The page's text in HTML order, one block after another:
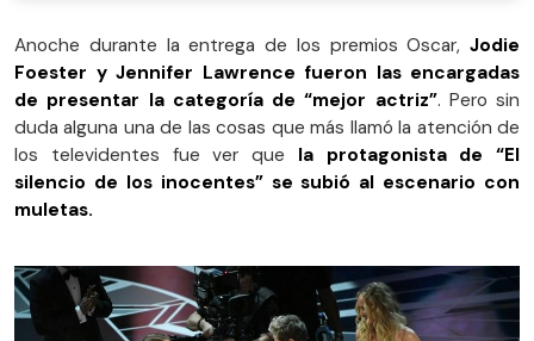
Anoche durante la entrega de los premios Oscar, Jodie
Foester y Jennifer Lawrence fueron las encargadas
de presentar la categoría de “mejor actriz”. Pero sin
duda alguna una de las cosas que más llamó la atención de
los televidentes fue ver que la protagonista de “El
silencio de los inocentes” se subió al escenario con
muletas.